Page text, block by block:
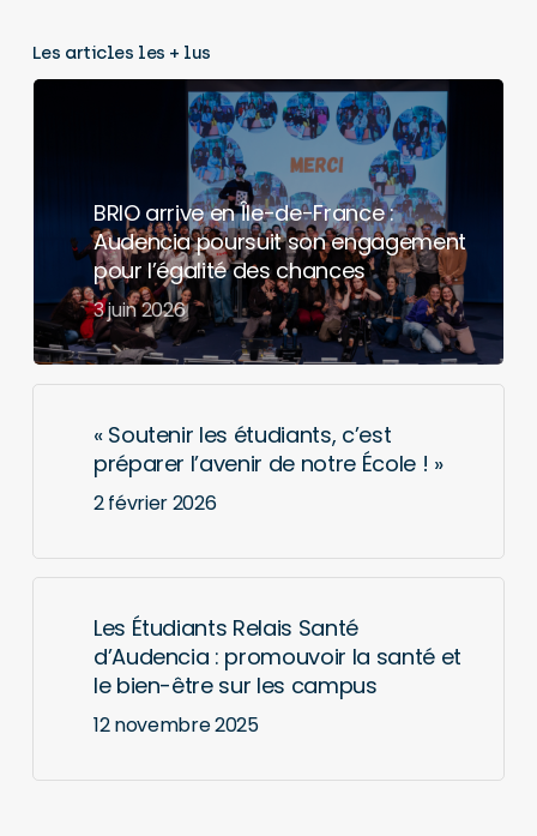
Les articles les + lus
BRIO arrive en Île-de-France :
Audencia poursuit son engagement
pour l’égalité des chances
3 juin 2026
« Soutenir les étudiants, c’est
préparer l’avenir de notre École ! »
2 février 2026
Les Étudiants Relais Santé
d’Audencia : promouvoir la santé et
le bien-être sur les campus
12 novembre 2025